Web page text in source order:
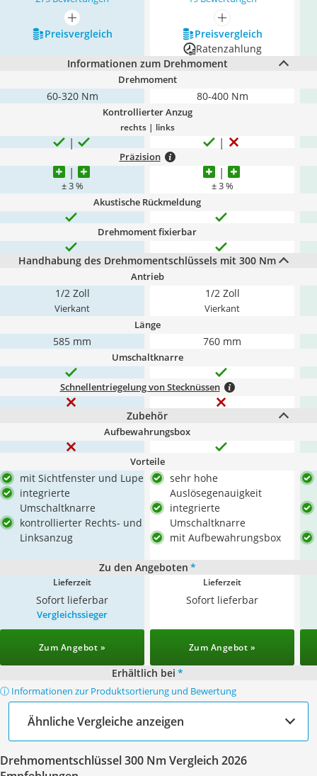
mehr anzeigen
mehr anzeigen
Preis­vergleich
Preis­vergleich
Ratenzahlung
Informationen zum Drehmoment
Drehmoment
60-320 Nm 80-400 Nm
Kontrollierter Anzug
rechts | links
Präzision
± 3 % ± 3 %
Akustische Rückmeldung
Drehmoment fixierbar
Handhabung des Drehmomentschlüssels mit 300 Nm
Antrieb
1/2 Zoll
Vierkant
1/2 Zoll
Vierkant
Länge
585 mm 760 mm
Umschaltknarre
Schnellentriegelung von Stecknüssen
Zubehör
Aufbewahrungsbox
Vorteile
mit Sichtfenster und Lupe
integrierte
Umschaltknarre
kontrollierter Rechts- und
Linksanzug
sehr hohe
Auslösegenauigkeit
integrierte
Umschaltknarre
mit Aufbewahrungsbox
Zu den Angeboten *
Lieferzeit
Sofort lieferbar
Lieferzeit
Sofort lieferbar
Vergleichssieger
Zum Angebot » Zum Angebot »
Erhältlich bei *
ⓘ Informationen zur Produktsortierung und Bewertung
Ähnliche Vergleiche anzeigen
Drehmomentschlüssel 300 Nm Vergleich 2026